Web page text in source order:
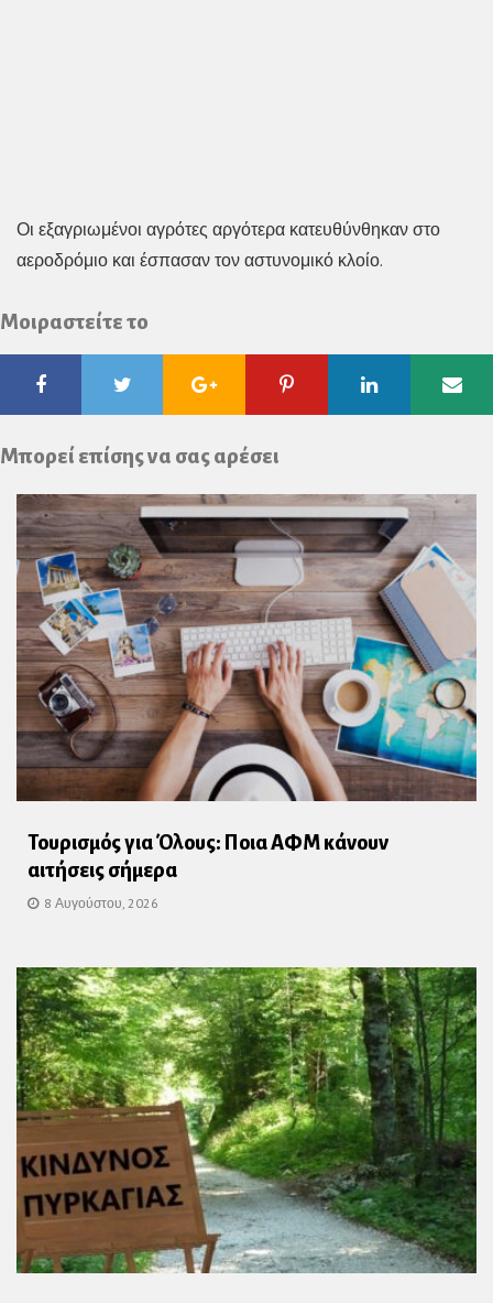
Οι εξαγριωμένοι αγρότες αργότερα κατευθύνθηκαν στο
αεροδρόμιο και έσπασαν τον αστυνομικό κλοίο.
Μοιραστείτε το
FacebookTwitter Google
Plus
Pinterest Linkedin
Μπορεί επίσης να σας αρέσει
Τουρισμός για Όλους: Ποια ΑΦΜ κάνουν
αιτήσεις σήμερα
8 Αυγούστου, 2026